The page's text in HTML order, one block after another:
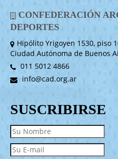
CONFEDERACIÓN
DEPORTES
Hipólito Yrigoyen 1530, piso
Ciudad Autónoma de Buenos
011 5012 4866
info@cad.org.ar
SUSCRIBIRSE